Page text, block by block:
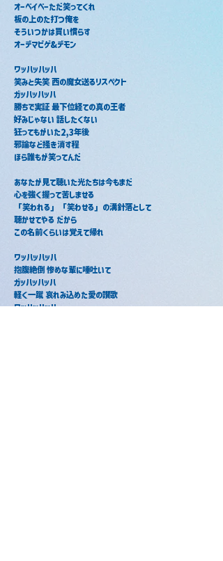
オーベイベーただ笑ってくれ
板の上のた打つ俺を
そういつかは買い慣らす
オーデマピゲ&デモン
ワッハッハッハ
笑みと失笑 西の魔女送るリスペクト
ガッハッハッハ
勝ちで実証 最下位経ての真の王者
好みじゃない 話したくない
狂ってもがいた2,3年後
邪論など掻き消す程
ほら誰もが笑ってんだ
あなたが見て聴いた光たちは今もまだ
心を強く握って苦しませる
「笑われる」「笑わせる」の溝針落として
聴かせてやる だから
この名前くらいは覚えて帰れ
ワッハッハッハ
抱腹絶倒 惨めな輩に唾吐いて
ガッハッハッハ
軽く一蹴 哀れみ込めた愛の讃歌
ワッハッハッハ